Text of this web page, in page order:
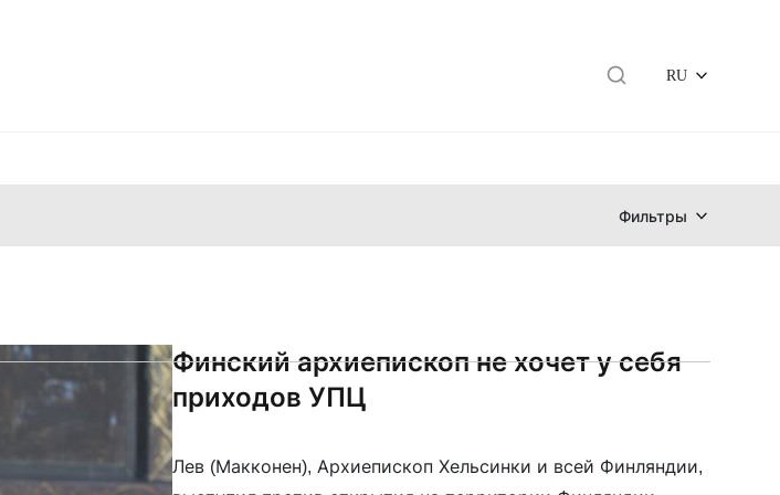
RU
Фильтры
Финский архиепископ не хочет у себя
приходов УПЦ
Лев (Макконен), Архиепископ Хельсинки и всей Финляндии,